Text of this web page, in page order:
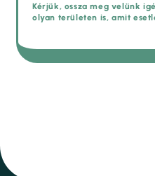
Kérjük, ossza meg velünk
olyan területen is, amit